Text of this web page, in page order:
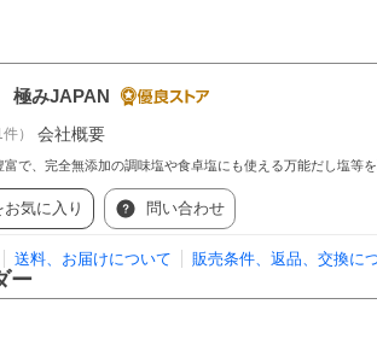
極みJAPAN
件） 会社概要
で、完全無添加の調味塩や食卓塩にも使える万能だし塩等を
気に入り 問い合わせ
送料、お届けについて 販売条件、返品、交換に
ー